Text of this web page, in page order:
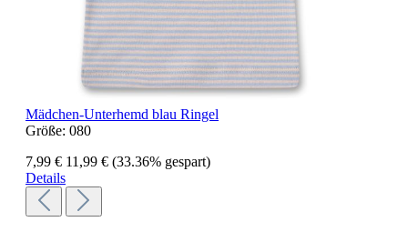
Mädchen-Unterhemd blau Ringel
Größe: 080
7,99 € 11,99 € (33.36% gespart)
Details